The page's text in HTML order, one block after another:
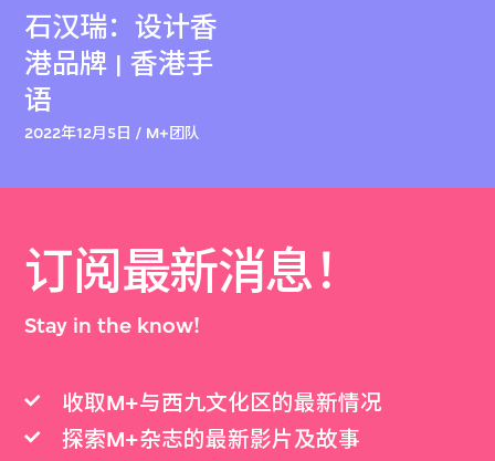
石汉瑞：设计香
港品牌 | 香港手
语
2022年12月5日 / M+团队
订阅最新消息！
Stay in the know!
收取M+与西九文化区的最新情况
探索M+杂志的最新影片及故事